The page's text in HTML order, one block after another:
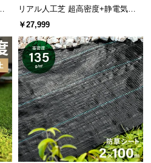
リアル人工芝 超高密度+静電気防
止 高耐久タイプ・質感を追求 芝丈
20mm 2×10m
￥27,999